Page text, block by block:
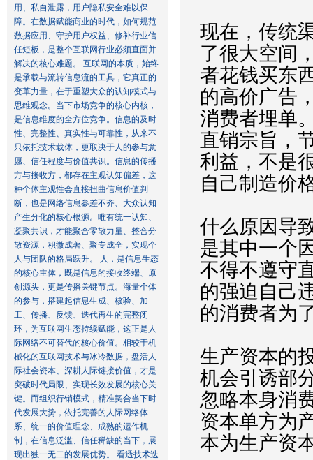
用、私自泄露，用户隐私安全难以保
障。在数据赋能商业的时代，如何规范
数据应用、守护用户权益、修补行业信
任短板，是整个互联网行业必须直面并
解决的核心难题。 互联网的本质，始终
是承载与流转信息流的工具，它真正的
变革力量，在于重塑大众的认知模式与
思维观念。当下市场竞争的核心内核，
是信息维度的全方位竞争。信息的及时
性、完整性、真实性与可靠性，从来不
只依托技术载体，更取决于人的参与意
愿、信任程度与价值共识。信息的传播
方与接收方，都存在主观认知偏差，这
种个体主观性会直接扭曲信息价值判
断，也是网络信息参差不齐、大众认知
产生分化的核心根源。唯有统一认知、
凝聚共识，才能聚合零散力量、整合分
散资源，积微成著、聚专成全，实现个
人与团队的格局跃升。 人，是信息生态
的核心主体，既是信息的接收终端、原
创源头，更是传播关键节点。海量个体
的参与，搭建起信息生成、核验、加
工、传播、反馈、迭代再生的完整闭
环，为互联网生态持续赋能，这正是人
际网络不可替代的核心价值。相较于机
械化的互联网技术与冰冷数据，盘活人
际社会资本、深耕人际链接价值，才是
突破时代局限、实现长效发展的核心关
键。而组织行销模式，精准契合当下时
代发展大势，依托完善的人际网络体
系、统一的价值理念、成熟的运作机
制，在信息泛滥、信任稀缺的当下，展
现出独一无二的发展优势。 看透技术迭
现在，传统
了很大空间
者花钱买东
的高价广告
消费者埋单
直销宗旨，
利益，不是
自己制造价
什么原因导
是其中一个
不得不遵守
的强迫自己
的消费者为
生产资本的
机会引诱部
忽略本身消
资本单方为
本为生产资